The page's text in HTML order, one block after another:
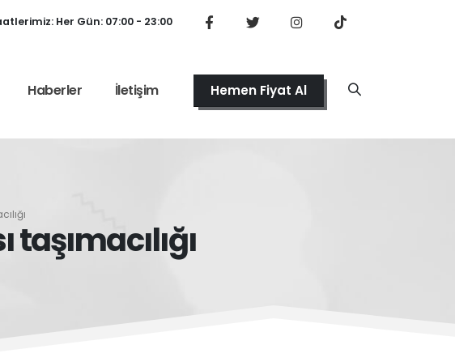
Her Gün: 07:00 - 23:00
Haberler İletişim Hemen Fiyat Al